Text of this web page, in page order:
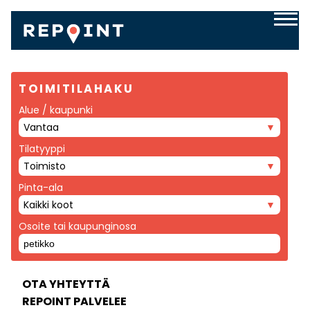
TOIMITILAHAKU
Alue / kaupunki
Vantaa
Tilatyyppi
Toimisto
Pinta-ala
Kaikki koot
Osoite tai kaupunginosa
OTA YHTEYTTÄ
REPOINT PALVELEE